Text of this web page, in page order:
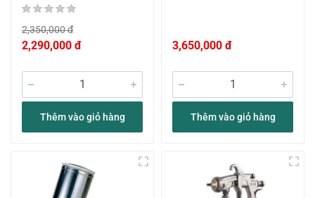
2,350,000 đ
2,290,000 đ
Thêm vào giỏ hàng
3,650,000 đ
Thêm vào giỏ hàng